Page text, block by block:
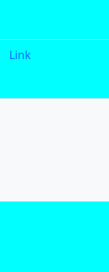
Link